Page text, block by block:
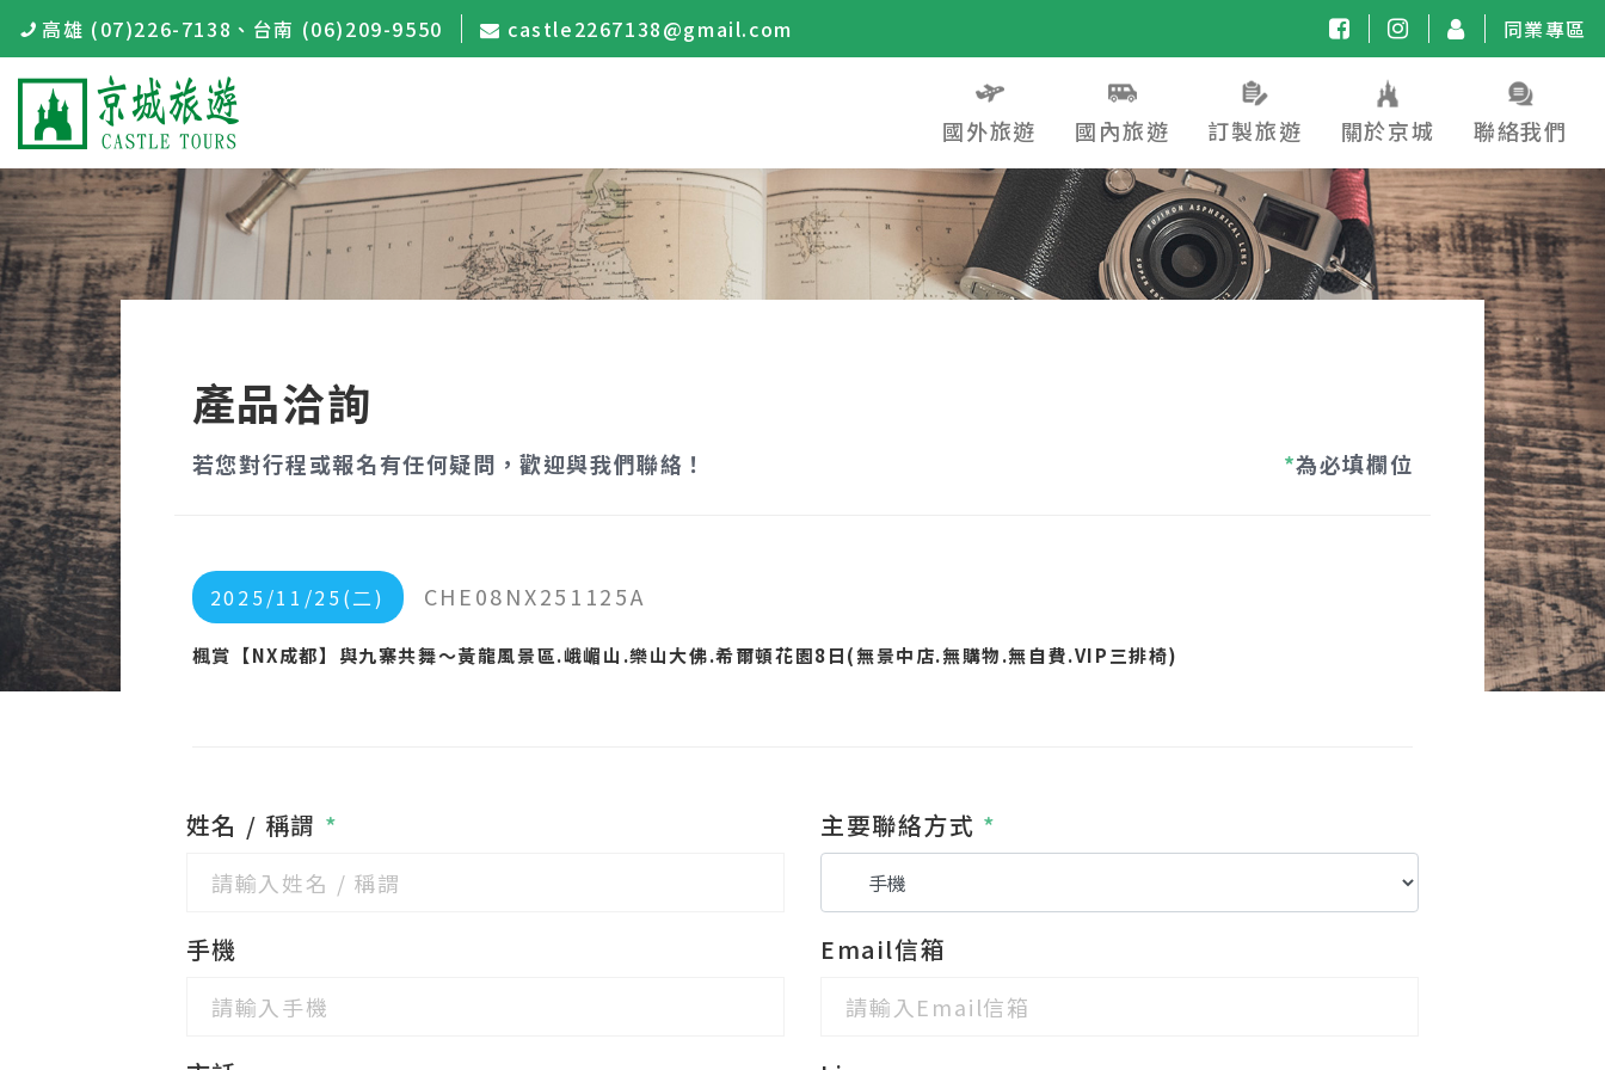
高雄 (07)226-7138 、 台南 (06)209-9550 castle2267138@gmail.com 同業專區
國外旅遊 國內旅遊 訂製旅遊 關於京城 聯絡我們
產品洽詢
若您對行程或報名有任何疑問，歡迎與我們聯絡！ *為必填欄位
2025/11/25(二) CHE08NX251125A
楓賞【NX成都】與九寨共舞～黃龍風景區.峨嵋山.樂山大佛.希爾頓花園8日(無景中店.無購物.無自費.VIP三排椅)
姓名 / 稱謂 * 主要聯絡方式 *
手機 Email信箱